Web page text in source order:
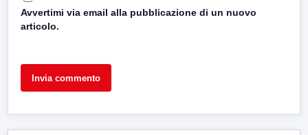
Avvertimi via email alla pubblicazione di un nuovo
articolo.